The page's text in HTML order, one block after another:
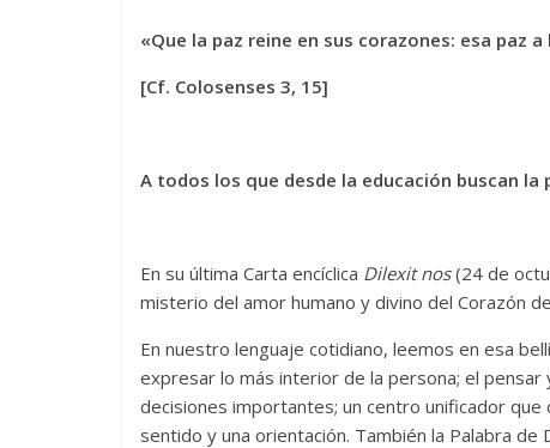
«Que la paz reine en sus corazones: esa paz
[Cf. Colosenses 3, 15]
A todos los que desde la educación buscan la
En su última Carta encíclica Dilexit nos(24 de
misterio del amor humano y divino del Corazón
En nuestro lenguaje cotidiano, leemos en esa
expresar lo más interior de la persona; el
decisiones importantes; un centro unificador
sentido y una orientación. También la Palabra